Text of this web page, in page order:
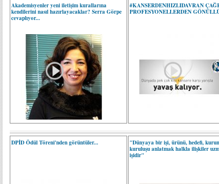
Akademisyenler yeni iletişim kurallarına
kendilerini nasıl hazırlayacaklar? Serra Görpe
cevaplıyor...
#KANSERDENHIZLIDAVRAN
PROFESYONELLERDEN
DPİD Ödül Töreni'nden görüntüler...
"Dünyaya bir işi, ürünü, hedefi,
kuruluşu anlatmak halkla ilişkiler
işidir"